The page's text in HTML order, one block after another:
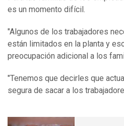
es un momento difícil.
"Algunos de los trabajadores
están limitados en la planta y
preocupación adicional a los
"Tenemos que decirles que
segura de sacar a los